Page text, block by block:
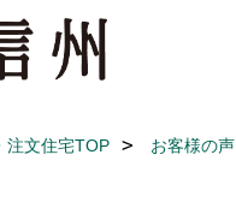
注文住宅TOP お客様の声